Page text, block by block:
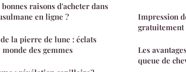
raisons d'acheter dans
en ligne ?
la pierre de lune : éclats
des gemmes
Impression
gratuitement
Les
queue de